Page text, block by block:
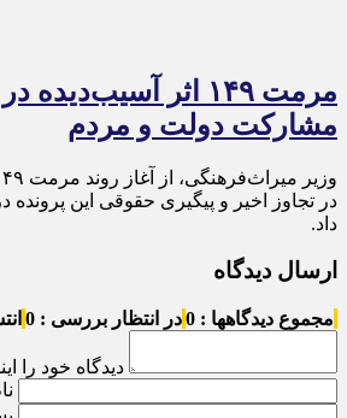
مرمت ۱۴۹ اثر
مشارکت دولت و مردم
در تجاوز اخیر و پیگیری حقوقی این پرونده
داد.
ارسال دیدگاه
مجموع دیدگاهها : 0 در انتظار بررسی : 0
دیدگاه خود را